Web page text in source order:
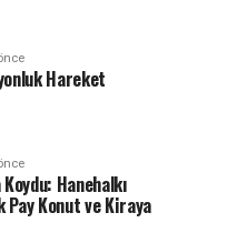
Hareket
Hanehalkı
Pay Konut ve Kiraya